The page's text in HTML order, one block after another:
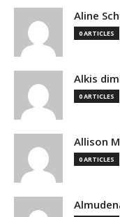
Aline
0 ARTICLES
Alkis
0 ARTICLES
Allison
0 ARTICLES